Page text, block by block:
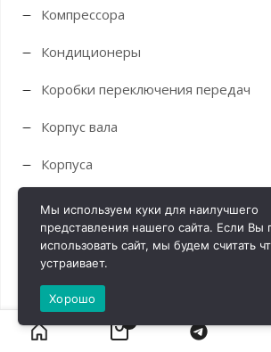
Компрессора
Кондиционеры
Коробки переключения передач
Корпус вала
Корпуса
Краны
Крестовины
Крыльчатки и муфты
Мы используем куки для наилучшего
представления нашего сайта. Если Вы
использовать сайт, мы будем считать
устраивает.
Хорошо